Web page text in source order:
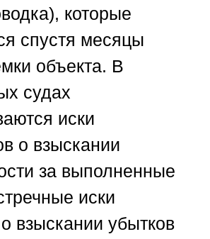
которые
спустя месяцы
объекта. В
судах
иски
о взыскании
за выполненные
иски
о взыскании убытков